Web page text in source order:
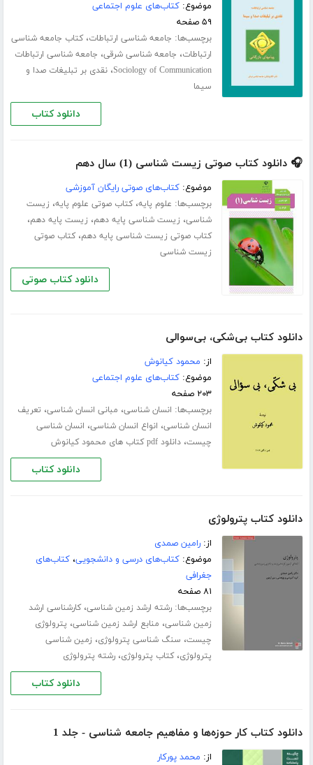
موضوع:کتاب‌های علوم اجتماعی
۵۹ صفحه
برچسب‌ها: جامعه شناسی ارتباطات،کتاب جامعه شناسی
ارتباطات، جامعه شناسی شرقی، جامعه شناسی ارتباطات
Sociology of Communication،نقدی بر تبلیغات صدا و
سیما
دانلود کتاب
🎧 دانلود کتاب صوتی زیست شناسی (1) سال دهم
موضوع:کتاب‌های صوتی رایگان آموزشی
برچسب‌ها: علوم پایه،کتاب صوتی علوم پایه، زیست
شناسی، زیست شناسی پایه دهم، زیست پایه دهم،
کتاب صوتی زیست شناسی پایه دهم،کتاب صوتی
زیست شناسی
دانلود کتاب صوتی
دانلود کتاب بی‌شکی، بی‌سوالی
از: محمود کیانوش
موضوع:کتاب‌های علوم اجتماعی
۲۰۳ صفحه
برچسب‌ها: انسان شناسی، مبانی انسان شناسی، تعریف
انسان شناسی، انواع انسان شناسی، انسان شناسی
چیست،دانلود pdf کتاب های محمود کیانوش
دانلود کتاب
دانلود کتاب پترولوژی
از:رامین صمدی
موضوع:کتاب‌های درسی و دانشجویی،کتاب‌های
جغرافی
۸۱ صفحه
برچسب‌ها:رشته ارشد زمین شناسی،کارشناسی ارشد
زمین شناسی، منابع ارشد زمین شناسی، پترولوژی
چیست، سنگ شناسی پترولوژی، زمین شناسی
پترولوژی،کتاب پترولوژی،رشته پترولوژی
دانلود کتاب
دانلود کتاب کار حوزه‌ها و مفاهیم جامعه شناسی - جلد 1
از: محمد پورکار